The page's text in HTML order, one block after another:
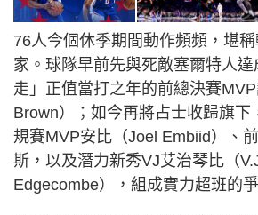
76人今個休季期間動作頻頻，堪
家。球隊早前先與死敵塞爾特人
走」正值當打之年的前總決賽
Brown）；如今再將占士收歸旗下
規賽MVP安比（Joel Embiid）、
斯，以及潛力新秀VJ艾治琴比（
Edgecombe），組成實力超班的